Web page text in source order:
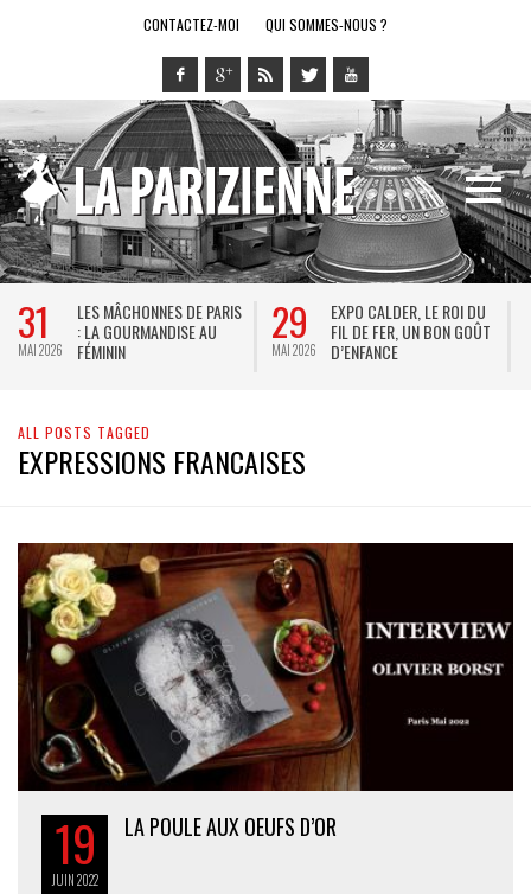
CONTACTEZ-MOI QUI SOMMES-NOUS ?
31
MAI 2026
LES MÂCHONNES DE PARIS
: LA GOURMANDISE AU
FÉMININ
29
MAI 2026
EXPO CALDER, LE ROI DU
FIL DE FER, UN BON GOÛT
D’ENFANCE
ALL POSTS TAGGED
EXPRESSIONS FRANCAISES
19
JUIN2022
LA POULE AUX OEUFS D’OR